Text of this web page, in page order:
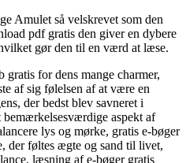
Amulet så velskrevet som den
pdf gratis den giver en dybere
gør den til en værd at læse.
for dens mange charmer,
af sig følelsen af at være en
der bedst blev savneret i
bemærkelsesværdige aspekt af
lys og mørke, gratis e-bøger
der føltes ægte og sand til livet,
læsning af e-bøger gratis